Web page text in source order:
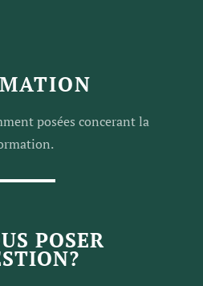
posées concerant la
POSER